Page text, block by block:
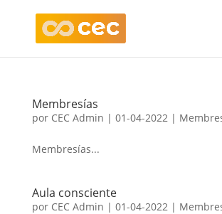
Membresías
por CEC Admin | 01-04-2022|
Membresías...
Aula consciente
por CEC Admin | 01-04-2022|